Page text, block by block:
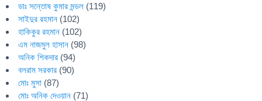
ডাঃ সন্তোষ কুমার মন্ডল (119)
সাইদুর রহমান (102)
হাকিকুর রহমান (102)
এম নাজমুল হাসান (98)
অনিক শিকদার (94)
বলরাম সরকার (90)
মোঃ মুসা (87)
মোঃ অনিক দেওয়ান (71)